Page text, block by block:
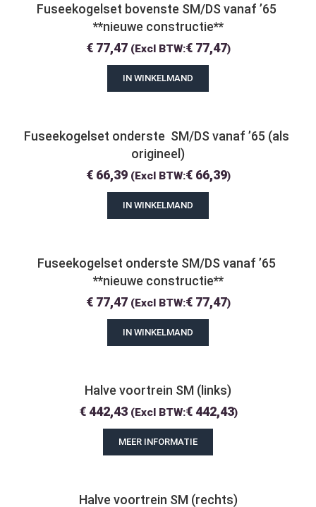
Fuseekogelset bovenste SM/DS vanaf ’65
**nieuwe constructie**
€77,47 (Excl BTW:€77,47)
IN WINKELMAND
Fuseekogelset onderste  SM/DS vanaf ’65 (als
origineel)
€66,39 (Excl BTW:€66,39)
IN WINKELMAND
Fuseekogelset onderste SM/DS vanaf ’65
**nieuwe constructie**
€77,47 (Excl BTW:€77,47)
IN WINKELMAND
Halve voortrein SM (links)
€442,43 (Excl BTW:€442,43)
MEER INFORMATIE
Halve voortrein SM (rechts)